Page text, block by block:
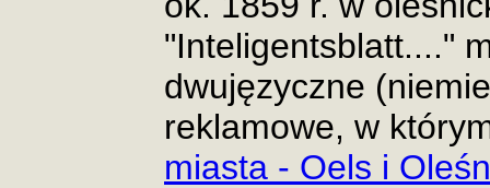
"Inteligentsblatt...."
dwujęzyczne
reklamowe, w
miasta - Oels i